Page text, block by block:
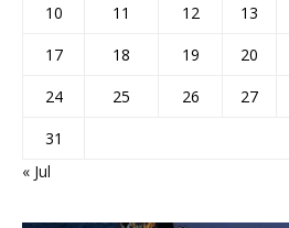
10
11 12 13
17
18 19 20
24
25 26 27
31
« Jul